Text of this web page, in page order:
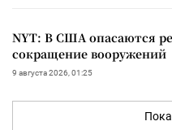
NYT: В США опасаются
сокращение вооружений
9 августа 2026, 01:25